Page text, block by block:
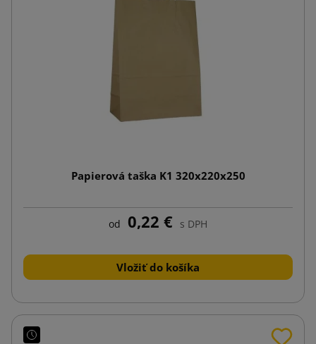
Papierová taška K1 320x220x250
od 0,22 € s DPH
Vložiť do košíka